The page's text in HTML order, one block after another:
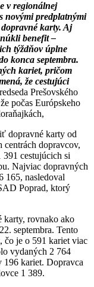
v regionálnej
novými predplatnými
karty. Aj
benefit –
týždňov úplne
konca septembra.
kariet, pričom
že cestujúci
Prešovského
počas Európskeho
dopravné karty od
centrách dopravcov,
cestujúcich si
Najviac dopravných
165, nasledoval
Poprad, ktorý
karty, rovnako ako
septembra. Tento
čo je o 591 kariet viac
vydaných 2 764
196 kariet. Dopravca
1 389.